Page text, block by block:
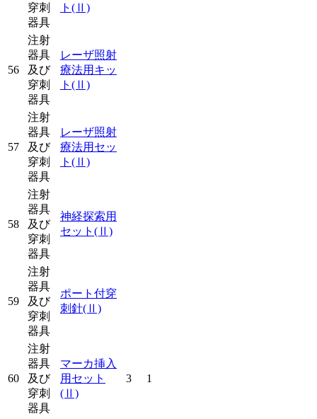
穿刺
器具
ト (Ⅱ)
56
注射
器具
及び
穿刺
器具
レーザ照射
療法用キッ
ト (Ⅱ)
57
注射
器具
及び
穿刺
器具
レーザ照射
療法用セッ
ト (Ⅱ)
58
注射
器具
及び
穿刺
器具
神経探索用
セット (Ⅱ)
59
注射
器具
及び
穿刺
器具
ポート付穿
刺針(Ⅱ)
60
注射
器具
及び
穿刺
器具
マーカ挿入
用セット
(Ⅱ)
3 1